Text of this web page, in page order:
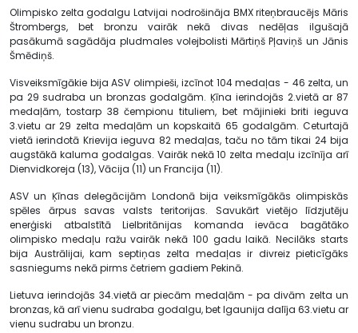
Olimpisko zelta godalgu Latvijai nodrošināja BMX riteņbraucējs Māris
Štrombergs, bet bronzu vairāk nekā divas nedēļas ilgušajā
pasākumā sagādāja pludmales volejbolisti Mārtiņš Pļaviņš un Jānis
Šmēdiņš.
Visveiksmīgākie bija ASV olimpieši, izcīnot 104 medaļas - 46 zelta, un
pa 29 sudraba un bronzas godalgām. Ķīna ierindojās 2.vietā ar 87
medaļām, tostarp 38 čempionu tituliem, bet mājinieki briti ieguva
3.vietu ar 29 zelta medaļām un kopskaitā 65 godalgām. Ceturtajā
vietā ierindotā Krievija ieguva 82 medaļas, taču no tām tikai 24 bija
augstākā kaluma godalgas. Vairāk nekā 10 zelta medaļu izcīnīja arī
Dienvidkoreja (13), Vācija (11) un Francija (11).
ASV un Ķīnas delegācijām Londonā bija veiksmīgākās olimpiskās
spēles ārpus savas valsts teritorijas. Savukārt vietējo līdzjutēju
enerģiski atbalstītā Lielbritānijas komanda ievāca bagātāko
olimpisko medaļu ražu vairāk nekā 100 gadu laikā. Necilāks starts
bija Austrālijai, kam septiņas zelta medaļas ir divreiz pieticīgāks
sasniegums nekā pirms četriem gadiem Pekinā.
Lietuva ierindojās 34.vietā ar piecām medaļām - pa divām zelta un
bronzas, kā arī vienu sudraba godalgu, bet Igaunija dalīja 63.vietu ar
vienu sudrabu un bronzu.